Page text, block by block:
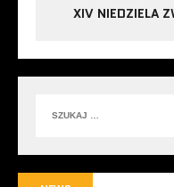
XIV NIEDZIELA